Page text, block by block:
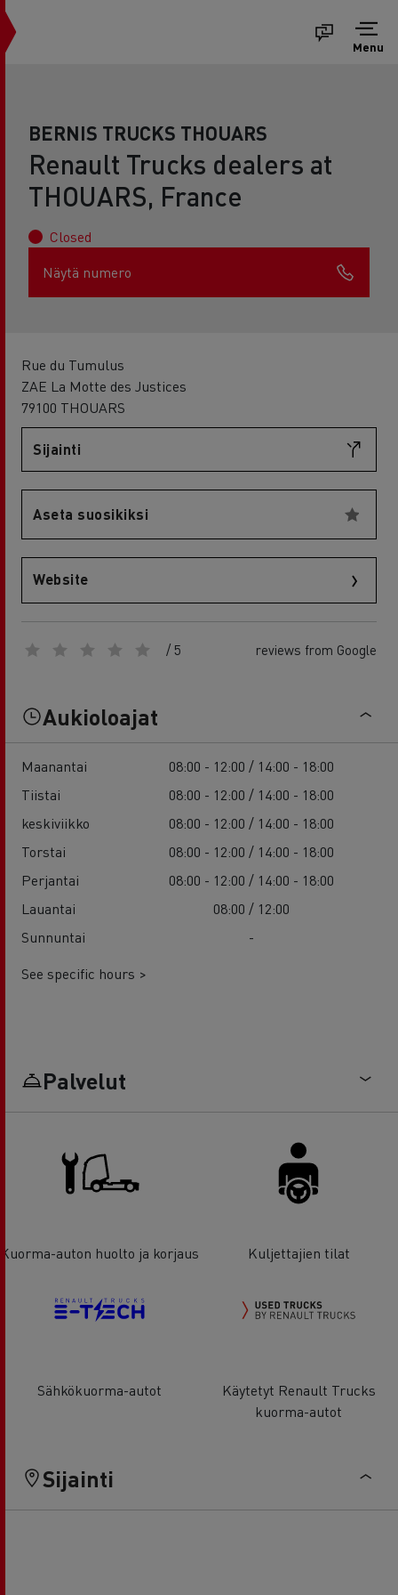
Menu
BERNIS TRUCKS THOUARS
Renault Trucks dealers at
THOUARS, France
Closed
Näytä numero
Rue du Tumulus
ZAE La Motte des Justices
79100 THOUARS
Sijainti
Aseta suosikiksi
Website
/ 5 reviews from Google
Aukioloajat
Maanantai
08:00 - 12:00 / 14:00 - 18:00
Tiistai
08:00 - 12:00 / 14:00 - 18:00
keskiviikko
08:00 - 12:00 / 14:00 - 18:00
Torstai
08:00 - 12:00 / 14:00 - 18:00
Perjantai
08:00 - 12:00 / 14:00 - 18:00
Lauantai
08:00 / 12:00
Sunnuntai
-
See specific hours >
Palvelut
Kuorma-auton huolto ja korjaus Kuljettajien tilat
Sähkökuorma-autot
Käytetyt Renault Trucks
kuorma-autot
Sijainti